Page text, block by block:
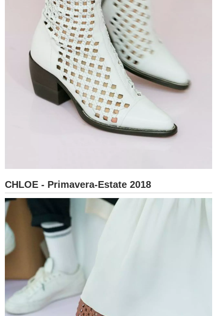
CHLOE - Primavera-Estate 2018